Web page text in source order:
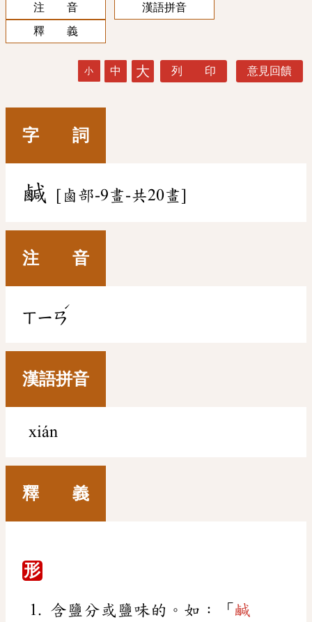
注 音
漢語拼音
釋 義
小 中 大 列 印 意見回饋
字 詞
鹹 [鹵部-9畫-共20畫]
注 音
ㄒㄧㄢ
ˊ
漢語拼音
xián
釋 義
形
含鹽分或鹽味的。如：「 鹹